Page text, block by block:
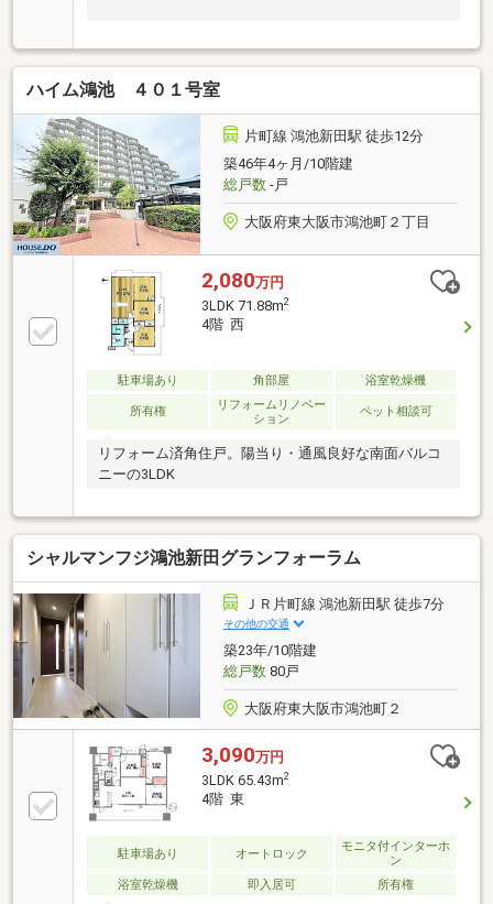
ハイム鴻池 ４０１号室
片町線 鴻池新田駅 徒歩12分
築46年4ヶ月/10階建
総戸数-戸
大阪府東大阪市鴻池町２丁目
2,080万円
3LDK 71.88m2
4階 西
駐車場あり 角部屋 浴室乾燥機
所有権
リフォームリノベー
ション
ペット相談可
リフォーム済角住戸。陽当り・通風良好な南面バルコ
ニーの3LDK
シャルマンフジ鴻池新田グランフォーラム
ＪＲ片町線 鴻池新田駅 徒歩7分
その他の交通
築23年/10階建
総戸数80戸
大阪府東大阪市鴻池町２
3,090万円
3LDK 65.43m2
4階 東
駐車場あり オートロック
モニタ付インターホ
ン
浴室乾燥機
即入居可 所有権